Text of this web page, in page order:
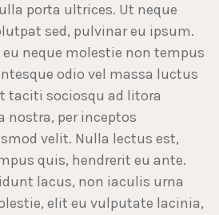
porta ultrices. Ut neque
sed, pulvinar eu ipsum.
neque molestie non tempus
odio vel massa luctus
taciti sociosqu ad litora
nostra, per inceptos
velit. Nulla lectus est,
quis, hendrerit eu ante.
lacus, non iaculis urna
elit eu vulputate lacinia,